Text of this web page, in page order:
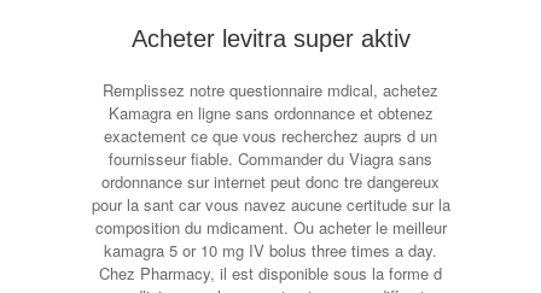
Acheter levitra super aktiv
Remplissez notre questionnaire mdical, achetez
Kamagra en ligne sans ordonnance et obtenez
exactement ce que vous recherchez auprs d un
fournisseur fiable. Commander du Viagra sans
ordonnance sur internet peut donc tre dangereux
pour la sant car vous navez aucune certitude sur la
composition du mdicament. Ou acheter le meilleur
kamagra 5 or 10 mg IV bolus three times a day.
Chez Pharmacy, il est disponible sous la forme d